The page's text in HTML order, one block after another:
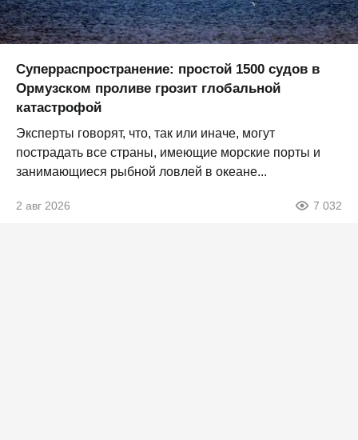
Суперраспространение: простой 1500 судов в
Ормузском проливе грозит глобальной
катастрофой
Эксперты говорят, что, так или иначе, могут
пострадать все страны, имеющие морские порты и
занимающиеся рыбной ловлей в океане...
2 авг 2026 7 032